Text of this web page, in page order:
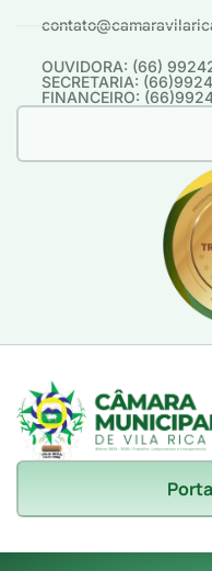
OUVIDORA: (66)
SECRETARIA:
FINANCEIRO: